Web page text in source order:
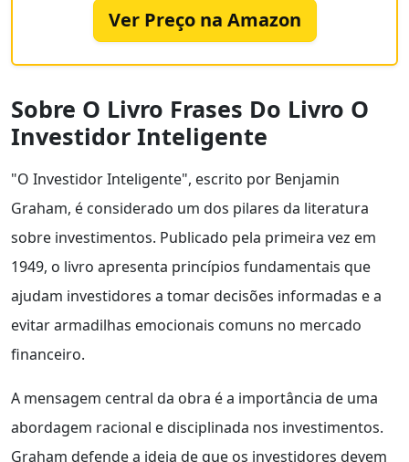
Ver Preço na Amazon
Sobre O Livro Frases Do Livro O
Investidor Inteligente
"O Investidor Inteligente", escrito por Benjamin
Graham, é considerado um dos pilares da literatura
sobre investimentos. Publicado pela primeira vez em
1949, o livro apresenta princípios fundamentais que
ajudam investidores a tomar decisões informadas e a
evitar armadilhas emocionais comuns no mercado
financeiro.
A mensagem central da obra é a importância de uma
abordagem racional e disciplinada nos investimentos.
Graham defende a ideia de que os investidores devem